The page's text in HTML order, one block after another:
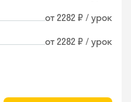
от 2282 ₽ / урок
от 2282 ₽ / урок